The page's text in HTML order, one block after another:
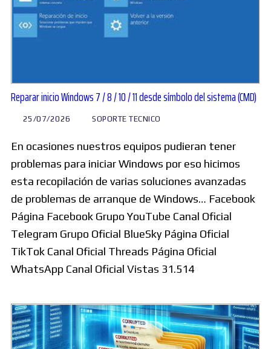
Reparar inicio Windows 7 / 8 / 10 / 11 desde símbolo del sistema (CMD)
25/07/2026 SOPORTE TECNICO
En ocasiones nuestros equipos pudieran tener
problemas para iniciar Windows por eso hicimos
esta recopilación de varias soluciones avanzadas
de problemas de arranque de Windows… Facebook
Página Facebook Grupo YouTube Canal Oficial
Telegram Grupo Oficial BlueSky Página Oficial
TikTok Canal Oficial Threads Página Oficial
WhatsApp Canal Oficial Vistas 31.514